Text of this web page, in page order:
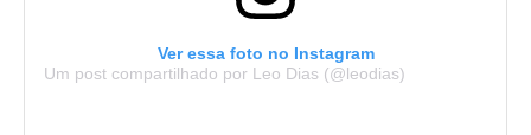
Ver essa foto no Instagram
Um post compartilhado por Leo Dias (@leodias)